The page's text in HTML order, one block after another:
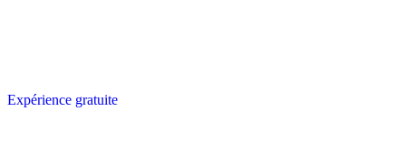
Expérience gratuite